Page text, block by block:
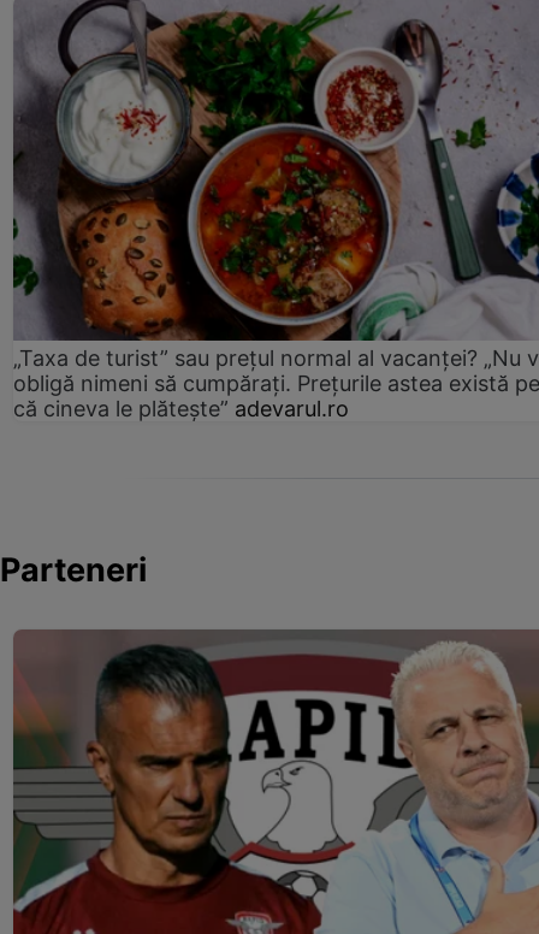
„Taxa de turist” sau prețul normal al vacanței? „Nu
obligă nimeni să cumpărați. Prețurile astea există
că cineva le plătește” adevarul.ro
Parteneri